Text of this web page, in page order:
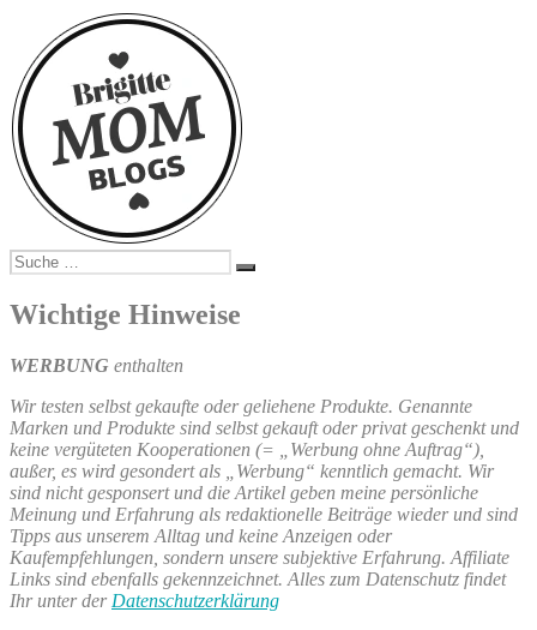
Suche
nach:
Suchen
Wichtige Hinweise
WERBUNG enthalten
Wir testen selbst gekaufte oder geliehene Produkte. Genannte
Marken und Produkte sind selbst gekauft oder privat geschenkt und
keine vergüteten Kooperationen (= „Werbung ohne Auftrag“),
außer, es wird gesondert als „Werbung“ kenntlich gemacht. Wir
sind nicht gesponsert und die Artikel geben meine persönliche
Meinung und Erfahrung als redaktionelle Beiträge wieder und sind
Tipps aus unserem Alltag und keine Anzeigen oder
Kaufempfehlungen, sondern unsere subjektive Erfahrung. Affiliate
Links sind ebenfalls gekennzeichnet. Alles zum Datenschutz findet
Ihr unter der Datenschutzerklärung